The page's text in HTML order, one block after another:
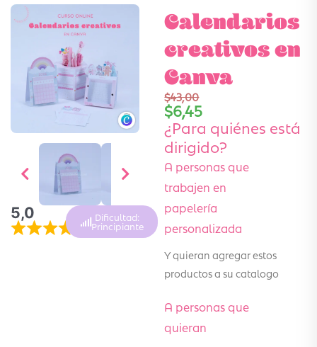
5,0 Dificultad:
Principiante
Calendarios
creativos en
Canva
$43,00
$6,45
¿Para quiénes está
dirigido?
A personas que
trabajen en
papelería
personalizada
Y quieran agregar estos
productos a su catalogo
A personas que
quieran